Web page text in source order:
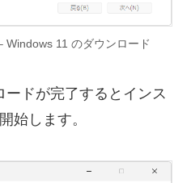
Windows 11 のダウンロード
ドが完了するとインス
始します。